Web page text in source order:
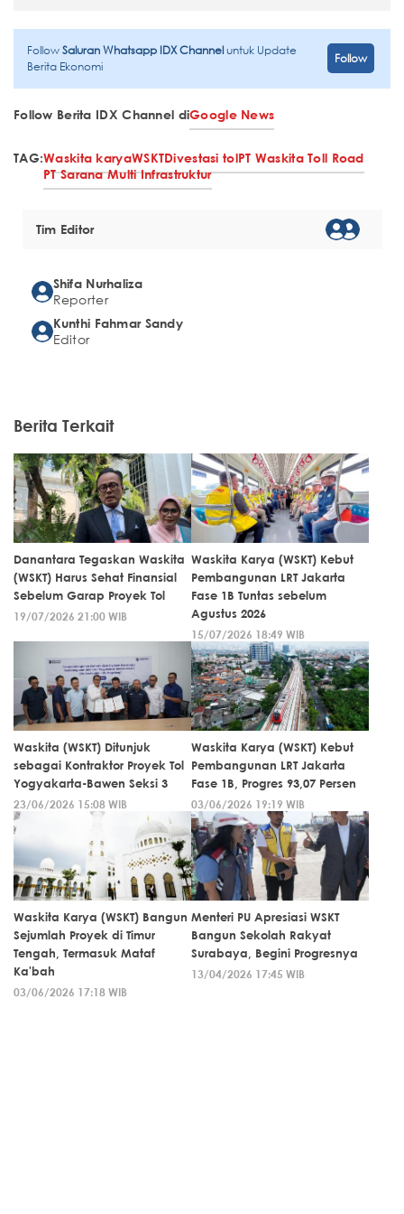
FollowSaluran Whatsapp IDX Channeluntuk Update
Berita Ekonomi
Follow
Follow Berita IDX Channel diGoogle News
TAG:Waskita karyaWSKTDivestasi tolPT Waskita Toll Road
PT Sarana Multi Infrastruktur
Tim Editor
Shifa Nurhaliza
Reporter
Kunthi Fahmar Sandy
Editor
Berita Terkait
Danantara Tegaskan Waskita
(WSKT) Harus Sehat Finansial
Sebelum Garap Proyek Tol
19/07/2026 21:00 WIB
Waskita Karya (WSKT) Kebut
Pembangunan LRT Jakarta
Fase 1B Tuntas sebelum
Agustus 2026
15/07/2026 18:49 WIB
Waskita (WSKT) Ditunjuk
sebagai Kontraktor Proyek Tol
Yogyakarta-Bawen Seksi 3
23/06/2026 15:08 WIB
Waskita Karya (WSKT) Kebut
Pembangunan LRT Jakarta
Fase 1B, Progres 93,07 Persen
03/06/2026 19:19 WIB
Waskita Karya (WSKT) Bangun
Sejumlah Proyek di Timur
Tengah, Termasuk Mataf
Ka'bah
03/06/2026 17:18 WIB
Menteri PU Apresiasi WSKT
Bangun Sekolah Rakyat
Surabaya, Begini Progresnya
13/04/2026 17:45 WIB